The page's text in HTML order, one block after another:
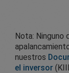
Nota: Ninguno
nuestros
el inversor